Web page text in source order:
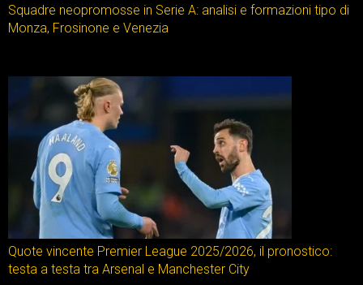
Squadre neopromosse in Serie A: analisi e formazioni tipo di
Monza, Frosinone e Venezia
Quote vincente Premier League 2025/2026, il pronostico:
testa a testa tra Arsenal e Manchester City